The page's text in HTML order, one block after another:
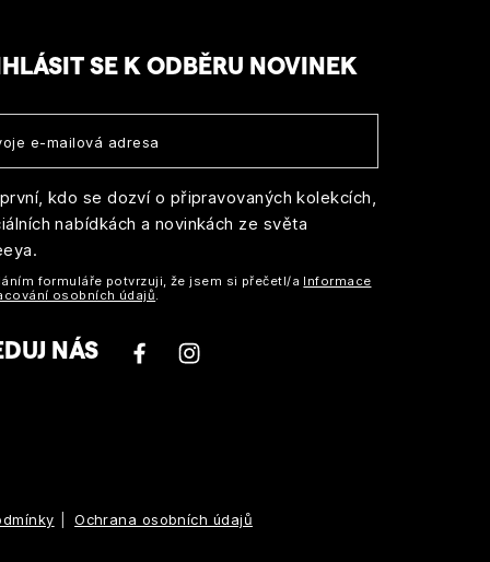
SE K ODBĚRU NOVINEK
kdo se dozví o připravovaných kolekcích,
nabídkách a novinkách ze světa
formuláře potvrzuji, že jsem si přečetl/a Informace
osobních údajů.
NÁS
Ochrana osobních údajů